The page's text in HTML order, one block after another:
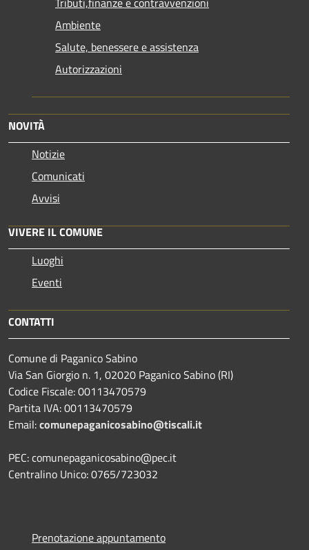
Ambiente
Salute, benessere e assistenza
Autorizzazioni
NOVITÀ
Notizie
Comunicati
Avvisi
VIVERE IL COMUNE
Luoghi
Eventi
CONTATTI
Comune di Paganico Sabino
Via San Giorgio n. 1, 02020 Paganico Sabino (RI)
Codice Fiscale: 00113470579
Partita IVA: 00113470579
Email:comunepaganicosabino@tiscali.it
PEC: comunepaganicosabino@pec.it
Centralino Unico: 0765/723032
Prenotazione appuntamento